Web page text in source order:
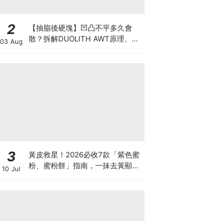
2
03 Aug
【抽脂後硬塊】凹凸不平多久會
散？拆解DUOLITH AWT原理、按
3
10 Jul
黃皮救星！2026必收7款「紫色蜜
粉、蜜粉餅」指南，一抹去黃顯